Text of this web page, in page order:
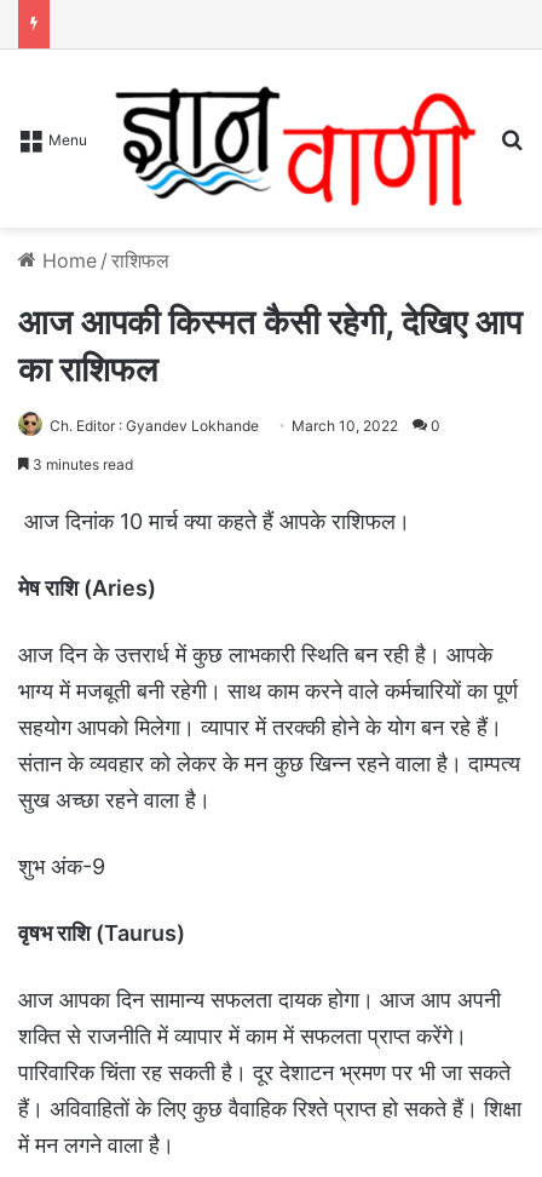
Menu
Home / राशिफल
आज आपकी किस्मत कैसी रहेगी, देखिए आप
का राशिफल
Ch. Editor : Gyandev Lokhande March 10, 2022 0
3 minutes read
आज दिनांक 10 मार्च क्या कहते हैं आपके राशिफल।
मेष राशि (Aries)
आज दिन के उत्तरार्ध में कुछ लाभकारी स्थिति बन रही है। आपके
भाग्य में मजबूती बनी रहेगी। साथ काम करने वाले कर्मचारियों का पूर्ण
सहयोग आपको मिलेगा। व्यापार में तरक्की होने के योग बन रहे हैं।
संतान के व्यवहार को लेकर के मन कुछ खिन्न रहने वाला है। दाम्पत्य
सुख अच्छा रहने वाला है।
शुभ अंक-9
वृषभ राशि (Taurus)
आज आपका दिन सामान्य सफलता दायक होगा। आज आप अपनी
शक्ति से राजनीति में व्यापार में काम में सफलता प्राप्त करेंगे।
पारिवारिक चिंता रह सकती है। दूर देशाटन भ्रमण पर भी जा सकते
हैं। अविवाहितों के लिए कुछ वैवाहिक रिश्ते प्राप्त हो सकते हैं। शिक्षा
में मन लगने वाला है।